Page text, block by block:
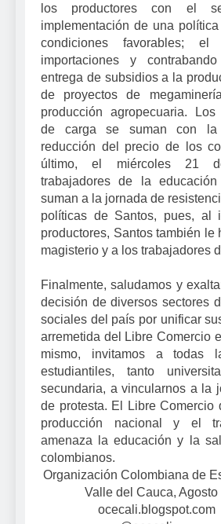
los productores con el
implementación de una
condiciones favorables;
importaciones y
entrega de subsidios a la
de proyectos de
producción agropecuaria. Los
de carga se suman con la
reducción del precio de los
último, el miércoles 21
trabajadores de la
suman a la jornada de
políticas de Santos, pues, al
productores, Santos también le
magisterio y a los trabajadores
Finalmente, saludamos y
decisión de diversos sectores
sociales del país por unificar
arremetida del Libre Comercio
mismo, invitamos a todas
estudiantiles, tanto
secundaria, a vincularnos a la
de protesta. El Libre Comercio
producción nacional y el
amenaza la educación y la
colombianos.
Organización Colombiana de
Valle del Cauca, Agosto